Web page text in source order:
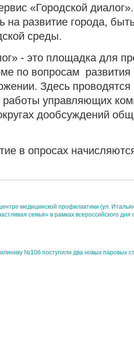
«Городской
на развитие города,
среды.
- это площадка для
по вопросам
Здесь
управляющих
дообсуждений
в опросах
медицинской профилактики (ул.
семья» в рамках всероссийского дня
№106 поступили два новых паровых